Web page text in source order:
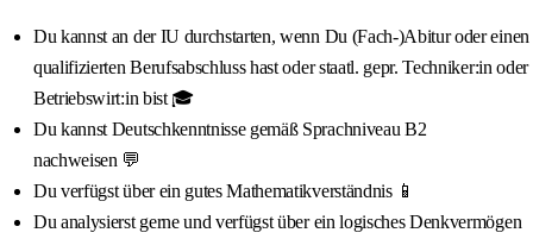
Du kannst an der IU durchstarten, wenn Du (Fach-)Abitur oder einen
qualifizierten Berufsabschluss hast oder staatl. gepr. Techniker:in oder
Betriebswirt:in bist 🎓
Du kannst Deutschkenntnisse gemäß Sprachniveau B2
nachweisen 💬
Du verfügst über ein gutes Mathematikverständnis 📱
Du analysierst gerne und verfügst über ein logisches Denkvermögen